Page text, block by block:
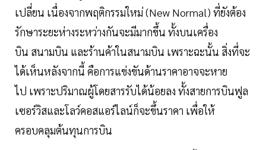
เปลี่ยน เนื่องจากพฤติกรรมใหม่ (New Normal) ที่ยังต้อง
รักษาระยะห่างระหว่างกันจะมีมากขึ้น ทั้งบนเครื่อง
บิน สนามบิน และร้านค้าในสนามบิน เพราะฉะนั้น สิ่งที่จะ
ได้เห็นหลังจากนี้ คือการแข่งขันด้านราคาอาจจะหาย
ไป เพราะปริมาณผู้โดยสารรับได้น้อยลง ทั้งสายการบินฟูล
เซอร์วิสและโลว์คอสแอร์ไลน์ก็จะขึ้นราคา เพื่อให้
ครอบคลุมต้นทุนการบิน